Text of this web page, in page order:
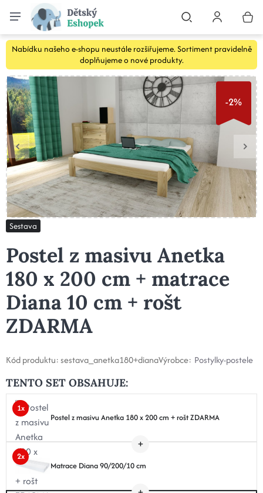
Nabídku našeho e-shopu neustále rozšiřujeme. Sortiment pravidelně
doplňujeme o nové produkty.
-2%
Sestava
Postel z masivu Anetka
180 x 200 cm + matrace
Diana 10 cm + rošt
ZDARMA
Kód produktu: sestava_anetka180+dianaVýrobce: Postylky-postele
TENTO SET OBSAHUJE:
1x
Postel z masivu Anetka 180 x 200 cm + rošt ZDARMA
2x
Matrace Diana 90/200/10 cm